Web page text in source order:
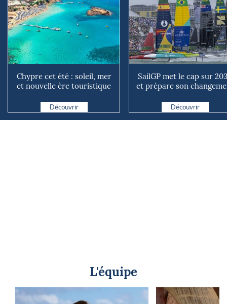
Chypre cet été : soleil, mer
et nouvelle ère touristique
Découvrir
SailGP met le cap sur
et prépare son
Découvrir
L'équipe